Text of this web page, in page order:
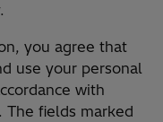
you agree that
use your personal
with
. The fields marked